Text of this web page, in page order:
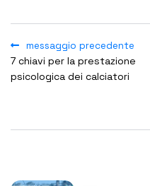
messaggio precedente
7 chiavi per la prestazione
psicologica dei calciatori